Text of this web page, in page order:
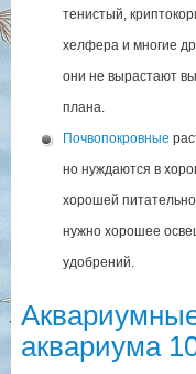
тенистый,
хелфера и многие
они не вырастают
плана.
Почвопокровные
но нуждаются в
хорошей
нужно хорошее
удобрений.
аквариума